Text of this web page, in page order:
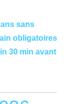
sans
obligatoires
30 min avant